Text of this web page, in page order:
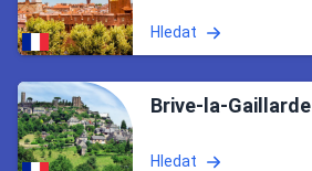
Hledat
Brive-la-Gaillarde
Hledat